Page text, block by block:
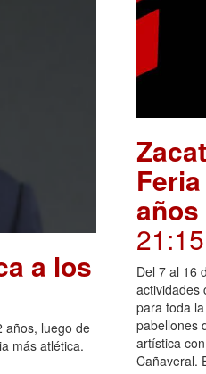
a los
años, luego de
más atlética.
21:15
Del 7 al 16
actividades
para toda
pabellones
artística
Cañaveral.